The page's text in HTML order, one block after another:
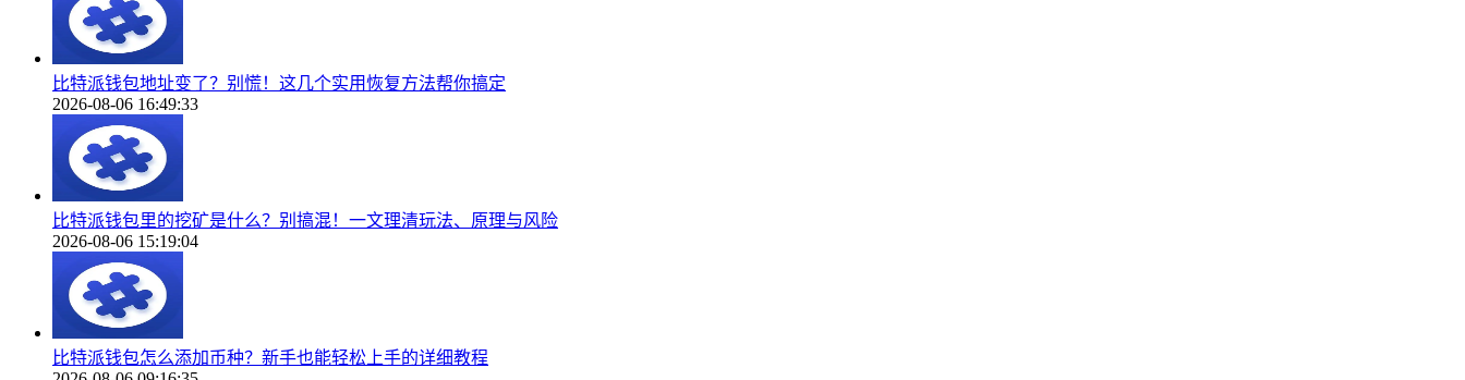
比特派钱包地址变了？别慌！这几个实用恢复方法帮你搞定
2026-08-06 16:49:33
比特派钱包里的挖矿是什么？别搞混！一文理清玩法、原理与风险
2026-08-06 15:19:04
比特派钱包怎么添加币种？新手也能轻松上手的详细教程